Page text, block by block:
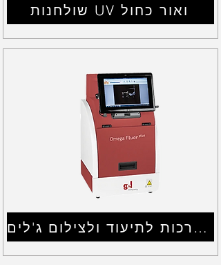
שולחנות UV ואור כחול
מערכות לתיעוד ולצילום ג'לים